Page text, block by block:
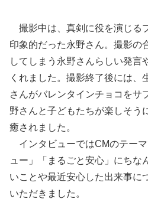
撮影中は、真剣に役を演じる
印象的だった永野さん。撮影の
してしまう永野さんらしい発言
くれました。撮影終了後には、
さんがバレンタインチョコをサ
野さんと子どもたちが楽しそう
癒されました。
インタビューではCMのテー
ュー」「まるごと安心」にちな
いことや最近安心した出来事に
いただきました。